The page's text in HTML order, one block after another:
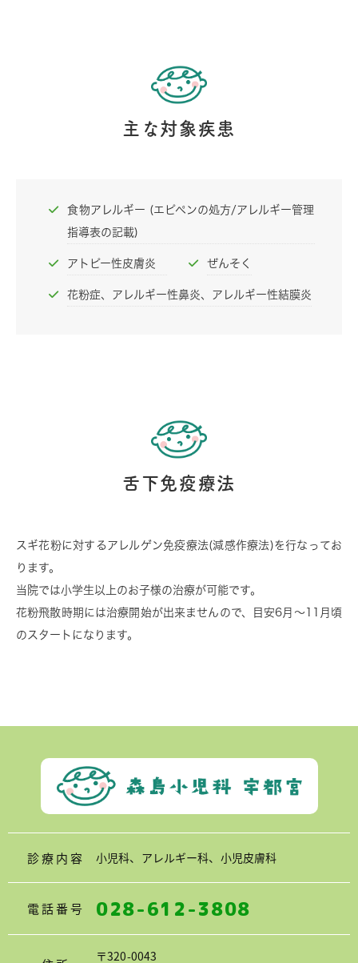
主な対象疾患
食物アレルギー (エピペンの処方/アレルギー管理
指導表の記載)
アトピー性皮膚炎 ぜんそく
花粉症、アレルギー性鼻炎、アレルギー性結膜炎
舌下免疫療法
スギ花粉に対するアレルゲン免疫療法(減感作療法)を行なってお
ります。
当院では小学生以上のお子様の治療が可能です。
花粉飛散時期には治療開始が出来ませんので、目安6月〜11月頃
のスタートになります。
診療内容 小児科、アレルギー科、小児皮膚科
電話番号 028-612-3808
〒320-0043